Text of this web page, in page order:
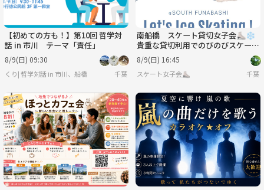
次のお出かけ先になるかもしれません。
月曜日を、もっと楽しく。 サークルメン
バーだけがイベント情報を共有できるよ
うにサークルページのメッセージ欄での
みお知らせをしていきます！ サークルメ
ンバー限定で定期的にお出かけをしてい
きますので、イベント単発のお付き合い
ではなく、通年お付き合いしていける大
皆さんのご参加をお待ちしています！
【初めての方も！】第10回 哲学対
話 in 市川 テーマ「責任」
8/9(日) 09:30
くり| 哲学対話 in 市川、船橋 千葉
南船橋 スケート貸切女子会⛸️❄️
貴重な貸切利用でのびのびスケート
滑りませんか?
8/9(日) 16:45
スケート女子会⛸️ 千葉